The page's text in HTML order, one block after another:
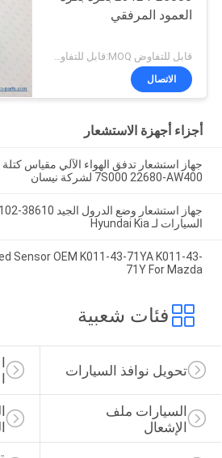
العمود المرفقي
الاتصال
أجزاء أجهزة الاستشعار
7S000 22680-AW400 لشركة نيسان
السيارات لـ Hyundai Kia
Sensor OEM K011-43-71YA K011-43-
71Y For Mazda
فئات شعبية
تحويل نوافذ السيارات
السيارات ملف
الإشعال